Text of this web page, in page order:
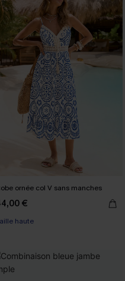
ornée col V sans manches
€
haute